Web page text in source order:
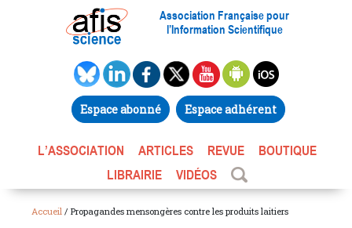
Association Française pour
l’Information Scientifique
Espace abonné Espace adhérent
L’ASSOCIATION ARTICLES REVUE
BOUTIQUE
LIBRAIRIE
VIDÉOS
Accueil / Propagandes mensongères contre les produits laitiers